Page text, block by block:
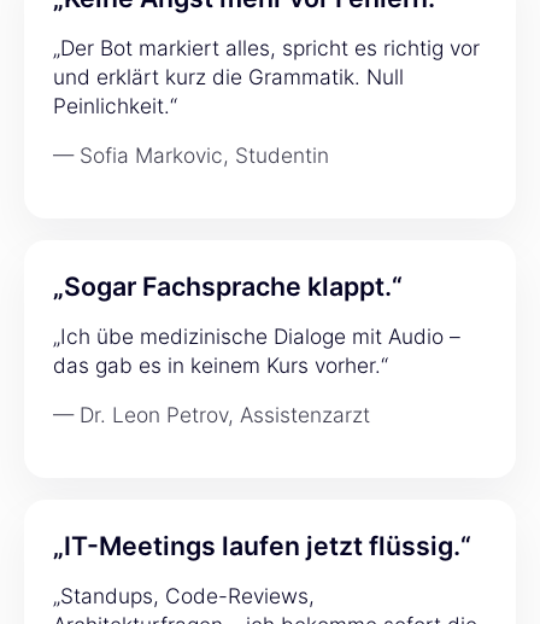
„Der Bot markiert alles, spricht es richtig vor
und erklärt kurz die Grammatik. Null
Peinlichkeit.“
— Sofia Markovic, Studentin
„Sogar Fachsprache klappt.“
„Ich übe medizinische Dialoge mit Audio –
das gab es in keinem Kurs vorher.“
— Dr. Leon Petrov, Assistenzarzt
„IT-Meetings laufen jetzt flüssig.“
„Standups, Code-Reviews,